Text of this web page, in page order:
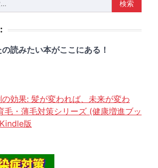
読みたい本がここにある！
効果: 髪が変われば、未来が変わ
毛・薄毛対策シリーズ (健康増進ブッ
版